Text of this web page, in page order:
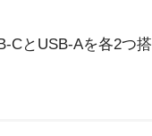
CとUSB-Aを各2つ搭